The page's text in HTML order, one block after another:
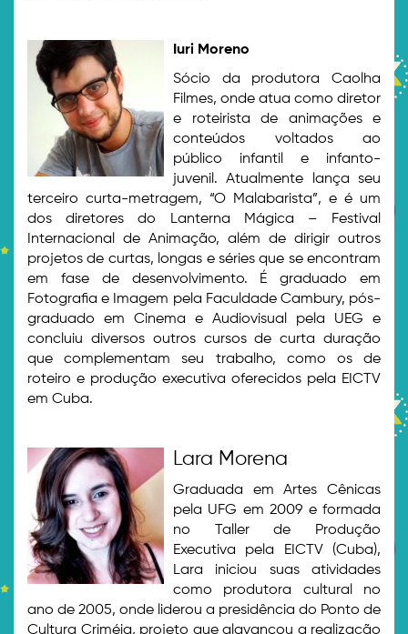
Iuri Moreno
Sócio da produtora Caolha
Filmes, onde atua como diretor
e roteirista de animações e
conteúdos voltados ao
público infantil e infanto-
juvenil. Atualmente lança seu
terceiro curta-metragem, “O Malabarista”, e é um
dos diretores do Lanterna Mágica – Festival
Internacional de Animação, além de dirigir outros
projetos de curtas, longas e séries que se encontram
em fase de desenvolvimento. É graduado em
Fotografia e Imagem pela Faculdade Cambury, pós-
graduado em Cinema e Audiovisual pela UEG e
concluiu diversos outros cursos de curta duração
que complementam seu trabalho, como os de
roteiro e produção executiva oferecidos pela EICTV
em Cuba.
Lara Morena
Graduada em Artes Cênicas
pela UFG em 2009 e formada
no Taller de Produção
Executiva pela EICTV (Cuba),
Lara iniciou suas atividades
como produtora cultural no
ano de 2005, onde liderou a presidência do Ponto de
Cultura Criméia, projeto que alavancou a realização